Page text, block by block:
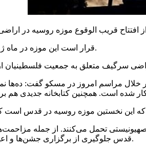
قرار است این موزه در ماه ژوئن ماه میلادی جاری افتتاح شود.
تأسیس جمعیت فلسطینیان ارتدکس که هر ساله در ۳ ژوئن برگزار می‌شود، در خلال
تحمل می‌کنند. از جمله
قدس جلوگیری از برگزاری جشن‌ها و اعیاد مذهبی به صورت آزادانه است.